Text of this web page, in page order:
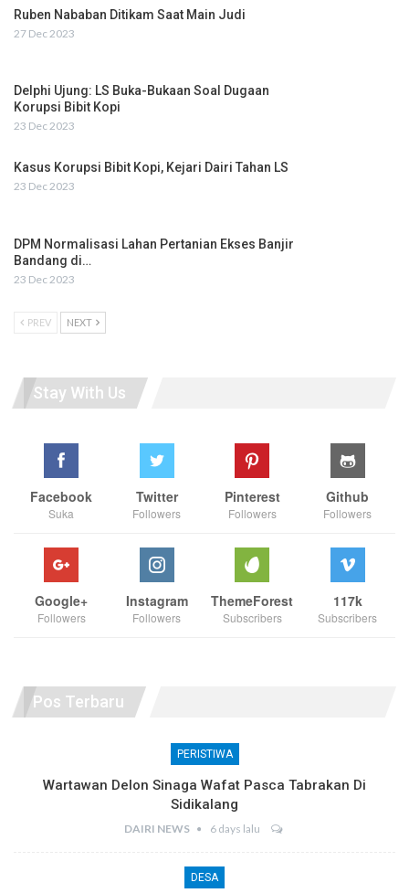
Ruben Nababan Ditikam Saat Main Judi
27 Dec 2023
Delphi Ujung: LS Buka-Bukaan Soal Dugaan
Korupsi Bibit Kopi
23 Dec 2023
Kasus Korupsi Bibit Kopi, Kejari Dairi Tahan LS
23 Dec 2023
DPM Normalisasi Lahan Pertanian Ekses Banjir
Bandang di…
23 Dec 2023
PREV NEXT
Stay With Us
Facebook
Suka
Twitter
Followers
Pinterest
Followers
Github
Followers
Google+
Followers
Instagram
Followers
ThemeForest
Subscribers
117k
Subscribers
Pos Terbaru
PERISTIWA
Wartawan Delon Sinaga Wafat Pasca Tabrakan Di
Sidikalang
DAIRI NEWS 6 days lalu
DESA